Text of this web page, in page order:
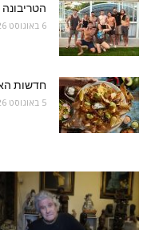
6 באוגוסט 2026
חדשות
5 באוגוסט 2026